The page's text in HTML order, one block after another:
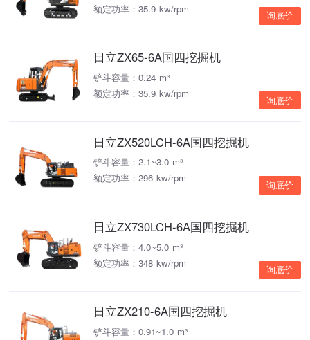
额定功率：35.9 kw/rpm
询底价
日立ZX65-6A国四挖掘机
铲斗容量：0.24 m³
额定功率：35.9 kw/rpm
询底价
日立ZX520LCH-6A国四挖掘机
铲斗容量：2.1~3.0 m³
额定功率：296 kw/rpm
询底价
日立ZX730LCH-6A国四挖掘机
铲斗容量：4.0~5.0 m³
额定功率：348 kw/rpm
询底价
日立ZX210-6A国四挖掘机
铲斗容量：0.91~1.0 m³